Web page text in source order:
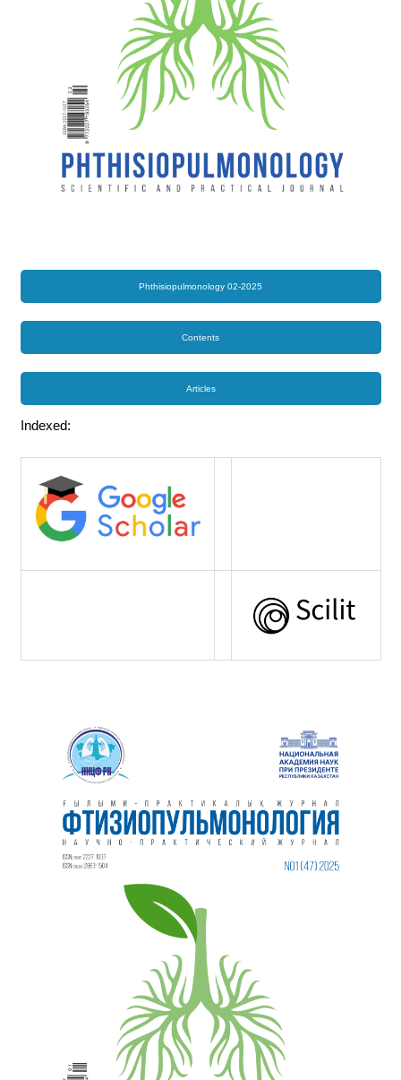
Phthisiopulmonology 02-2025
Contents
Articles
Indexed: